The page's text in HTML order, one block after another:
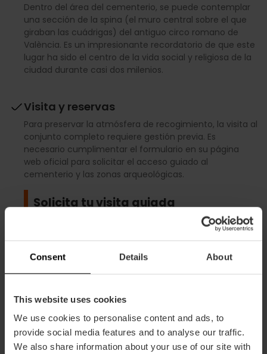
Consent Details About
This website uses cookies
We use cookies to personalise content and ads, to
provide social media features and to analyse our traffic.
We also share information about your use of our site with
Dentro del área del cementerio, se puede contemplar
una sección de la spina (el muro central sobre el que
giraban las cuádrigas) del antiguo circo romano de
València. Es un impresionante recordatorio de que este
lugar ha sido el centro de la vida social y religiosa de la
ciudad durante casi dos milenios.
Visita y reservas
Para preservar la atmósfera de recogimiento, la visita al
conjunto completo requiere gestión previa. Es
necesario cumplimentar el formulario en su página
web oficial para solicitar el acceso guiado al
cementerio y las zonas arqueológicas.
Solicita tu visita guiada
Ahorra en tu entrada con la Valencia
Tourist Card